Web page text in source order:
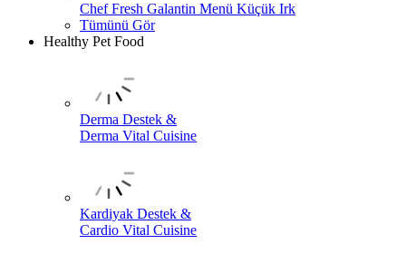
Chef Fresh Galantin Menü Küçük Irk
Tümünü Gör
Healthy Pet Food
Derma Destek &
Derma Vital Cuisine
Kardiyak Destek &
Cardio Vital Cuisine